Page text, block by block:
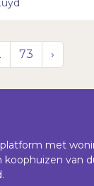
73 ›
met
van